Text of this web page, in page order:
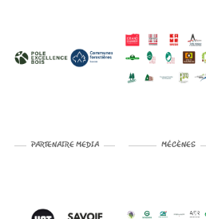
PARTENAIRE MEDIA MÉCÈNES